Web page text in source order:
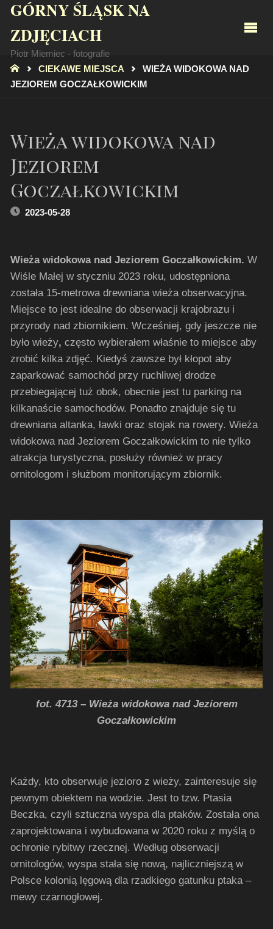
GÓRNY ŚLĄSK NA
ZDJĘCIACH
Piotr Miemiec - fotografie
STRONA
GŁÓWNA
CIEKAWE MIEJSCA
WIEŻA WIDOKOWA NAD
JEZIOREM GOCZAŁKOWICKIM
Wieża widokowa nad
Jeziorem
Goczałkowickim
2023-05-28
Wieża widokowa nad Jeziorem Goczałkowickim. W
Wiśle Małej w styczniu 2023 roku, udostępniona
została 15-metrowa drewniana wieża obserwacyjna.
Miejsce to jest idealne do obserwacji krajobrazu i
przyrody nad zbiornikiem. Wcześniej, gdy jeszcze nie
było wieży, często wybierałem właśnie to miejsce aby
zrobić kilka zdjęć. Kiedyś zawsze był kłopot aby
zaparkować samochód przy ruchliwej drodze
przebiegającej tuż obok, obecnie jest tu parking na
kilkanaście samochodów. Ponadto znajduje się tu
drewniana altanka, ławki oraz stojak na rowery. Wieża
widokowa nad Jeziorem Goczałkowickim to nie tylko
atrakcja turystyczna, posłuży również w pracy
ornitologom i służbom monitorującym zbiornik.
fot. 4713 – Wieża widokowa nad Jeziorem
Goczałkowickim
Każdy, kto obserwuje jezioro z wieży, zainteresuje się
pewnym obiektem na wodzie. Jest to tzw. Ptasia
Beczka, czyli sztuczna wyspa dla ptaków. Została ona
zaprojektowana i wybudowana w 2020 roku z myślą o
ochronie rybitwy rzecznej. Według obserwacji
ornitologów, wyspa stała się nową, najliczniejszą w
Polsce kolonią lęgową dla rzadkiego gatunku ptaka –
mewy czarnogłowej.